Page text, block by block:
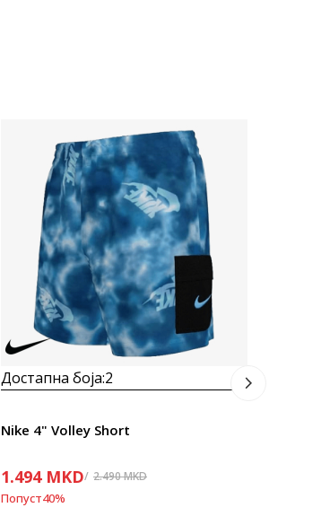
Достапна боја:2
Nike 4" Volley Short
1.494 MKD 2.490MKD
Попуст40%